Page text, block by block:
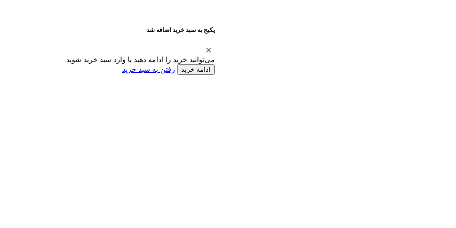
پکیج به سبد خرید اضافه شد
می‌توانید خرید را ادامه دهید یا وارد سبد خرید شوید.
ادامه خرید رفتن به سبد خرید